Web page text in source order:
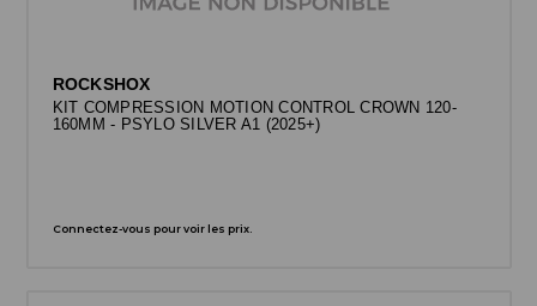
ROCKSHOX
KIT COMPRESSION MOTION CONTROL CROWN 120-
160MM - PSYLO SILVER A1 (2025+)
Connectez-vous pour voir les prix.